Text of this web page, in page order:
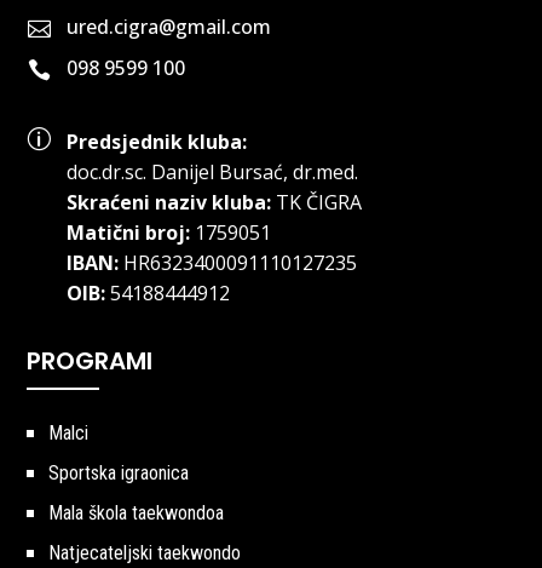
 ured.cigra@gmail.com
 098 9599 100
p
Predsjednik kluba:
doc.dr.sc. Danijel Bursać, dr.med.
Skraćeni naziv kluba:TK ČIGRA
Matični broj:1759051
IBAN:HR6323400091110127235
OIB:54188444912
PROGRAMI
Malci
Sportska igraonica
Mala škola taekwondoa
Natjecateljski taekwondo